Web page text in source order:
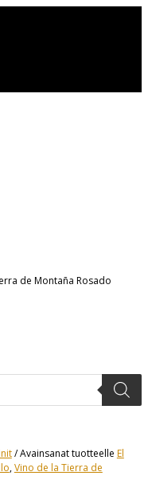
de Montaña Rosado
Rosado
Avainsanat tuotteelle El
,Vino de la Tierra de